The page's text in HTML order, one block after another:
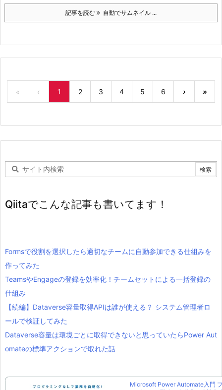
記事を読む 自動でサムネイル ...
« ‹ 1 2 3 4 5 6 › »
Qiitaでこんな記事も書いてます！
Formsで役割を選択したら適切なチームに自動参加できる仕組みを
作ってみた
TeamsやEngageの登録を効率化！チームセットによる一括登録の
仕組み
【続編】Dataverse容量取得APIは誰が使える？ システム管理者ロ
ールで検証してみた
Dataverse容量は環境ごとに取得できないと思っていたらPower Aut
omateの標準アクションで取れた話
Microsoft Power Automate入門